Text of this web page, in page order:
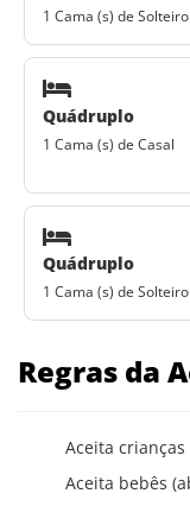
1 Cama (s) de Solteiro
Quádruplo
1 Cama (s) de Casal
Quádruplo
1 Cama (s) de Solteiro
Regras da
Aceita crianças
Aceita bebês